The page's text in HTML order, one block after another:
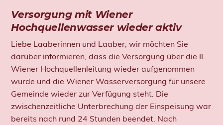
Versorgung mit Wiener
Hochquellenwasser wieder aktiv
Liebe Laaberinnen und Laaber, wir möchten Sie
darüber informieren, dass die Versorgung über die II.
Wiener Hochquellenleitung wieder aufgenommen
wurde und die Wiener Wasserversorgung für unsere
Gemeinde wieder zur Verfügung steht. Die
zwischenzeitliche Unterbrechung der Einspeisung war
bereits nach rund 24 Stunden beendet. Nach